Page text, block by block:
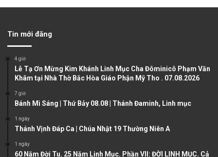
u
s
g
e
Tin mới đăng
4 giờ
Lễ Tạ Ơn Mừng Kim Khánh Linh Mục Cha Đôminicô Phạm Văn
Khâm tại Nhà Thờ Bắc Hòa Giáo Phận Mỹ Tho . 07.08.2026
7 giờ
Bánh Mì Sáng | Thứ Bảy 08.08 | Thánh Đaminh, Linh mục
1 ngày
Thánh Vịnh Đáp Ca | Chúa Nhật 19 Thường Niên A
1 ngày
60 Năm Đời Tu. 25 Năm Linh Mục. Phần VII: ĐỜI LINH MỤC. Cả